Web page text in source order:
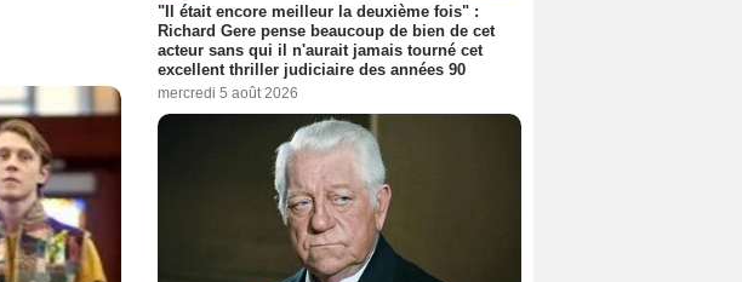
"Il était encore meilleur la deuxième fois" :
Richard Gere pense beaucoup de bien de cet
acteur sans qui il n'aurait jamais tourné cet
excellent thriller judiciaire des années 90
mercredi 5 août 2026